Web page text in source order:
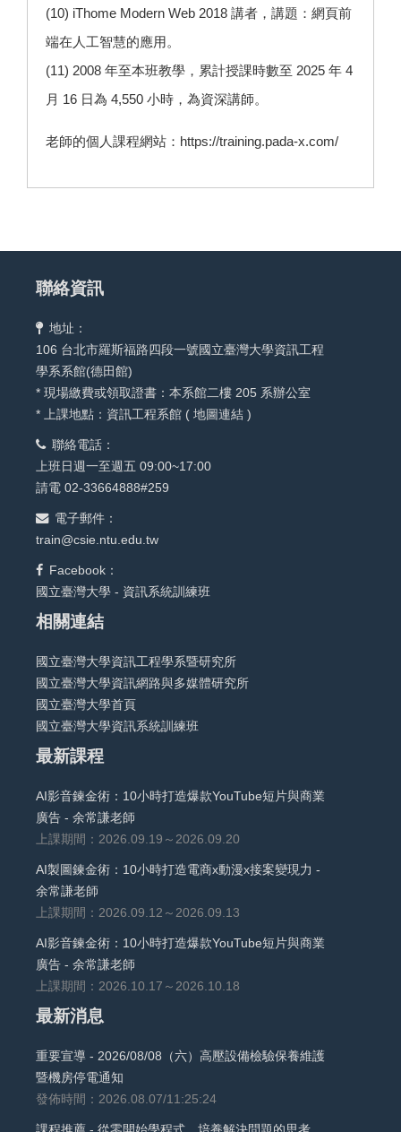
(10) iThome Modern Web 2018 講者，講題：網頁前
端在人工智慧的應用。
(11) 2008 年至本班教學，累計授課時數至 2025 年 4
月 16 日為 4,550 小時，為資深講師。
老師的個人課程網站： https://training.pada-x.com/
聯絡資訊
地址：
106 台北市羅斯福路四段一號國立臺灣大學資訊工程
學系系館(德田館)
* 現場繳費或領取證書：本系館二樓 205 系辦公室
* 上課地點：資訊工程系館 ( 地圖連結 )
聯絡電話：
上班日週一至週五 09:00~17:00
請電 02-33664888#259
電子郵件：
train@csie.ntu.edu.tw
Facebook：
國立臺灣大學 - 資訊系統訓練班
相關連結
國立臺灣大學資訊工程學系暨研究所
國立臺灣大學資訊網路與多媒體研究所
國立臺灣大學首頁
國立臺灣大學資訊系統訓練班
最新課程
AI影音鍊金術：10小時打造爆款YouTube短片與商業
廣告 - 余常謙老師
上課期間：2026.09.19～2026.09.20
AI製圖鍊金術：10小時打造電商x動漫x接案變現力 -
余常謙老師
上課期間：2026.09.12～2026.09.13
AI影音鍊金術：10小時打造爆款YouTube短片與商業
廣告 - 余常謙老師
上課期間：2026.10.17～2026.10.18
最新消息
重要宣導 - 2026/08/08（六）高壓設備檢驗保養維護
暨機房停電通知
發佈時間：2026.08.07/11:25:24